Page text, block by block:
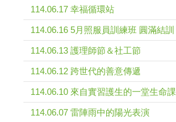
114.06.17 幸福循環站
114.06.16 5月照服員訓練班 圓滿結訓
114.06.13 護理師節＆社工節
114.06.12 跨世代的善意傳遞
114.06.10 來自實習護生的一堂生命課
114.06.07 雷陣雨中的陽光表演